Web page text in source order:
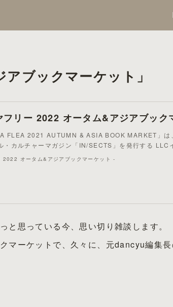
ブックマーケット」
FLEA 2021 AUTUMN & ASIA BOOK MARKET」は
・カルチャーマガジン「IN/SECTS」を発行する LLC
2022 オータム&アジアブックマーケット -
と思っている今、思い切り雑談します。
マーケットで、久々に、元dancyu編集長